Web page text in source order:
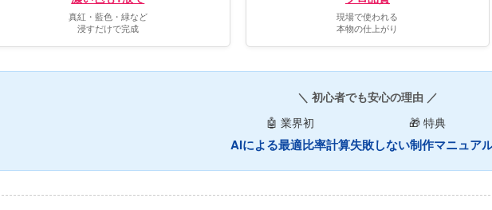
真紅・藍色・緑など
浸すだけで完成
現場で使われる
本物の仕上がり
＼ 初心者でも安心の理由 ／
🤖 業界初
AIによる最適比率計算
🎁 特典
失敗しない制作マニュア